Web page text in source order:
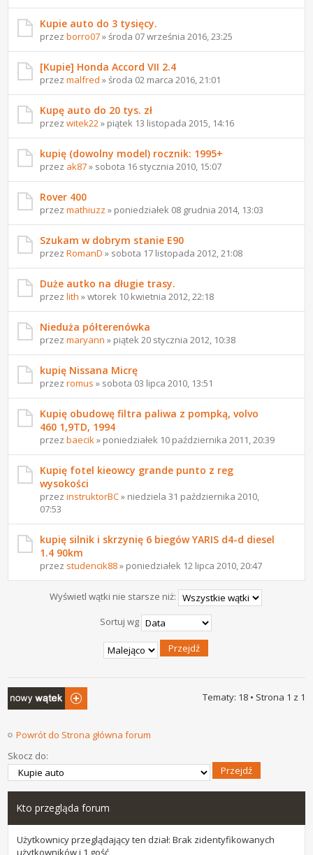
Kupie auto do 3 tysięcy.
przezborro07» środa 07 września 2016, 23:25
[Kupie] Honda Accord VII 2.4
przezmalfred » środa 02 marca 2016, 21:01
Kupę auto do 20 tys. zł
przezwitek22 » piątek 13 listopada 2015, 14:16
kupię (dowolny model) rocznik: 1995+
przez ak87» sobota 16 stycznia 2010, 15:07
Rover 400
przezmathiuzz » poniedziałek 08 grudnia 2014, 13:03
Szukam w dobrym stanie E90
przezRomanD » sobota 17 listopada 2012, 21:08
Duże autko na długie trasy.
przezlith » wtorek 10 kwietnia 2012, 22:18
Nieduża półterenówka
przezmaryann » piątek 20 stycznia 2012, 10:38
kupię Nissana Micrę
przezromus » sobota 03 lipca 2010, 13:51
Kupię obudowę filtra paliwa z pompką, volvo
460 1,9TD, 1994
przezbaecik » poniedziałek 10 października 2011, 20:39
Kupię fotel kieowcy grande punto z reg
wysokości
przezinstruktorBC» niedziela 31 października 2010,
07:53
kupię silnik i skrzynię 6 biegów YARIS d4-d diesel
1.4 90km
przez studencik88» poniedziałek 12 lipca 2010, 20:47
Wyświetl wątki nie starsze niż:
Sortuj wg
Napisz wątek Tematy: 18 • Strona 1 z 1
Powrót do Strona główna forum
Skocz do:
Kto przegląda forum
Użytkownicy przeglądający ten dział: Brak zidentyfikowanych
użytkowników i 1 gość